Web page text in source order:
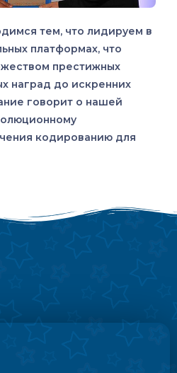
тем, что лидируем в
платформах, что
престижных
наград до искренних
говорит о нашей
кодированию для